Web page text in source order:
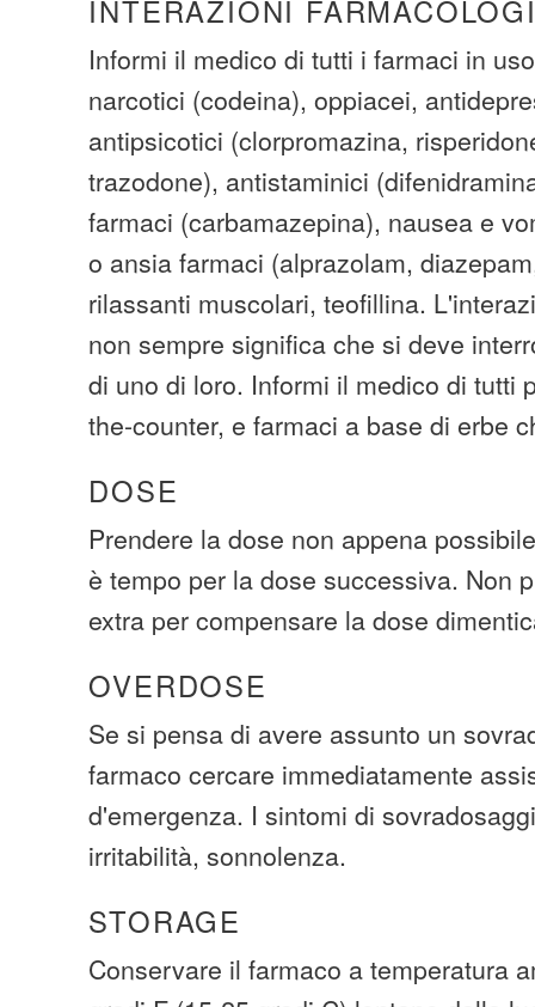
INTERAZIONI
Informi il medico di tutti i farmaci in
narcotici (codeina), oppiacei,
antipsicotici (clorpromazina,
trazodone), antistaminici
farmaci (carbamazepina), nausea e
o ansia farmaci (alprazolam,
rilassanti muscolari, teofillina.
non sempre significa che si deve
di uno di loro. Informi il medico di tutti
the-counter, e farmaci a base di erbe
DOSE
Prendere la dose non appena
è tempo per la dose successiva. Non
extra per compensare la dose
OVERDOSE
Se si pensa di avere assunto un
farmaco cercare immediatamente
d'emergenza. I sintomi di
irritabilità, sonnolenza.
STORAGE
Conservare il farmaco a temperatura